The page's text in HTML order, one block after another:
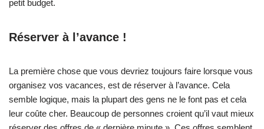
petit budget.
Réserver à l’avance !
La première chose que vous devriez toujours faire lorsque vous
organisez vos vacances, est de réserver à l’avance. Cela
semble logique, mais la plupart des gens ne le font pas et cela
leur coûte cher. Beaucoup de personnes croient qu’il vaut mieux